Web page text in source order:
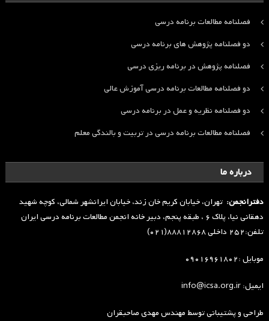
فصلنامه مطالعات برنامه درسی
دو فصلنامه پژوهش های برنامه درسی
فصلنامه پژوهش در برنامه ریزی درسی
دو فصلنامه مطالعات برنامه درسی آموزش عالی
دو فصلنامه نظریه و عمل در برنامه درسی
فصلنامه مطالعات برنامه درسی در تربیت و بالندگی معلم
درباره ما
دفترانجمن: تهران، خیابان کریم خان زند، خیابان ایرانشهر شمالی، کوچه شهید
دهقانی نیا، پلاک ۶ ، طبقه پنجم، دبیر خانه انجمن مطالعات برنامه درسی ایران
تلفن:۲۵۲ داخلی ۸۸۸۱۲۸۶۸(۰۲۱)
موبایل :۰۹۰۱۶۹۶۱۸۰۲
ایمیل: info@icsa.org.ir
طراحی و پشتیبانی توسطمهندس مهدی صاحبقران